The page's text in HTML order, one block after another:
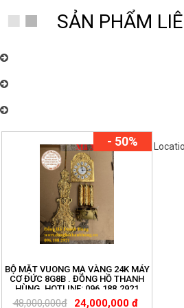
SẢN PHẨM
- 50%
BỘ MẶT VUONG MẠ VÀNG 24K MÁY
CƠ ĐỨC 8G8B . ĐỒNG HỒ THANH
HÙNG. HOTLINE: 096.188.2921
48,000,000đ 24,000,000 đ